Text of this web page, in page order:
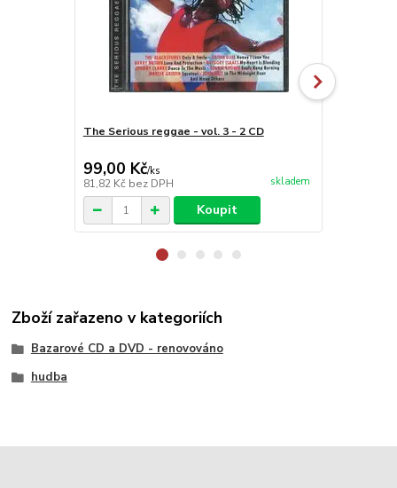
The Serious reggae - vol. 3 - 2 CD
99,00 Kč/ks
81,82 Kč bez DPH skladem
Koupit
Zboží zařazeno v kategoriích
Bazarové CD a DVD - renovováno
hudba